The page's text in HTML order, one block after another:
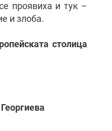
проявиха и тук –
и злоба.
столица